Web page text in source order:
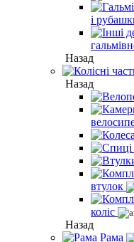
і
Назад
Назад
втулок
коліс
Назад
Рама